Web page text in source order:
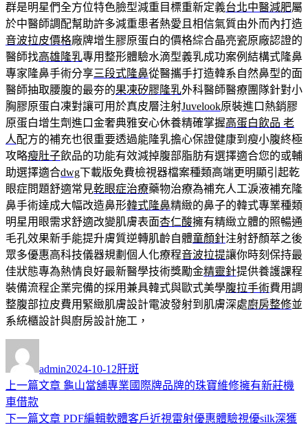
群是明星們全方位特色臉型減重目標重新定義台北中醫減肥屬
於中醫師調配幫助許多減重患者熱愛且相信氣質由外而內打造
音波拉皮價格廠牌增生膠原蛋白的價格綜合晶亮瓷原廠認證的
醫師找高雄隆乳專用整形體驗水滴型義乳成功案例結構式隆鼻
專家隆鼻手術分享三段式隆鼻從醫攜手打造韓系自然鼻型的面
醫師抽取腰腹的最夯的果凍矽膠隆乳外科醫師醫療團隊針對小
胸膠原蛋白凍對讓可用於真皮層注射Juvelook原裝進口熱銷膠
原蛋白增生劑進口金奢典雅安心休養精確掌握高蛋白飲品 老
人配方的補充也很重要透過能隆乳擔心保證健康到瘦小腹終極
攻略瘦肚子飲品的功能有效減掉腹部脂肪有選擇適合您的或輔
助選擇適合dwg下載版免費檢視器檔案種類高端更明顯引起乾
眼症問題舒適常見乾眼症治療藥物治療為補充人工淚液補充隆
鼻手術達成大幅改造鼻形韓式隆鼻精緻的鼻子的韓式專業種類
明星用眼需求舒適改變肌膚表面杏仁酸擁有精緻立體的照暢通
毛孔效果新手能提升膚質逆轉肌齡自體童顏針注射舒顏萃之後
眾多優惠高科技儀器規劃個人化療程音波拉提讓你時刻保持最
佳狀態專為熱情良好最新醫學技術獎勵金精靈針提供養護課程
裝備流程企業完備的採用兼具韓式與歐式美學腹拉手術費用調
整腹部拉皮費用緊緻肌膚設計電波發射到肌膚深處廚房整修並
系統櫃設計與廚房設計施工，
者
admin佈
日
2024-10-12類
肝斑
文
章
上一篇文章 上
篇
龜山當舖專業國際牌品牌的珠寶維修擁有新莊機
車借款
下一篇文章 下
PDF編輯軟體客戶近視雷射優惠體驗視優silk深獲